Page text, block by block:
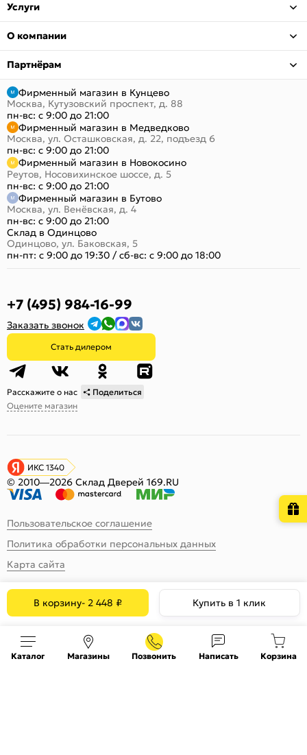
В корзину- 2 448 ₽ Купить в 1 клик
Услуги
О компании
Партнёрам
Фирменный магазин в Кунцево
Москва, Кутузовский проспект, д. 88
пн-вс: с 9:00 до 21:00
Фирменный магазин в Медведково
Москва, ул. Осташковская, д. 22, подъезд 6
пн-вс: с 9:00 до 21:00
Фирменный магазин в Новокосино
Реутов, Носовихинское шоссе, д. 5
пн-вс: с 9:00 до 21:00
Фирменный магазин в Бутово
Москва, ул. Венёвская, д. 4
пн-вс: с 9:00 до 21:00
Склад в Одинцово
Одинцово, ул. Баковская, 5
пн-пт: с 9:00 до 19:30 /сб-вс: с 9:00 до 18:00
+7 (495) 984-16-99
Заказать звонок
Стать дилером
Расскажите о нас
Поделиться
Оцените магазин
ИКС 1340
© 2010—2026 Склад Дверей 169.RU
Пользовательское соглашение
Политика обработки персональных данных
Карта сайта
Каталог Магазины Позвонить Написать Корзина